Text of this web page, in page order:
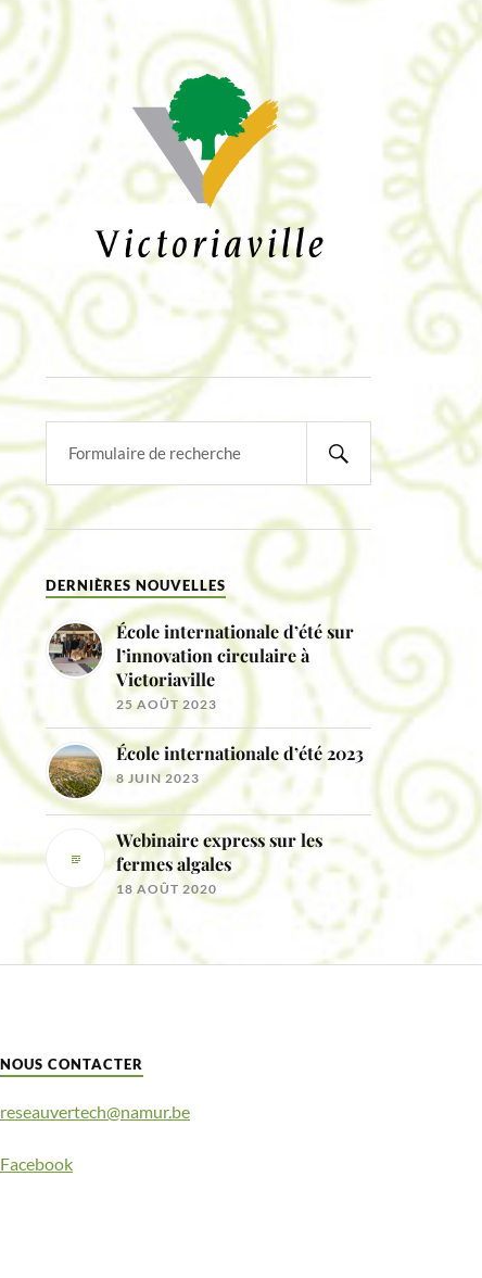
DERNIÈRES NOUVELLES
École internationale d’été sur
l’innovation circulaire à
Victoriaville
25 AOÛT 2023
École internationale d’été 2023
8 JUIN 2023
Webinaire express sur les
fermes algales
18 AOÛT 2020
NOUS CONTACTER
reseauvertech@namur.be
Facebook